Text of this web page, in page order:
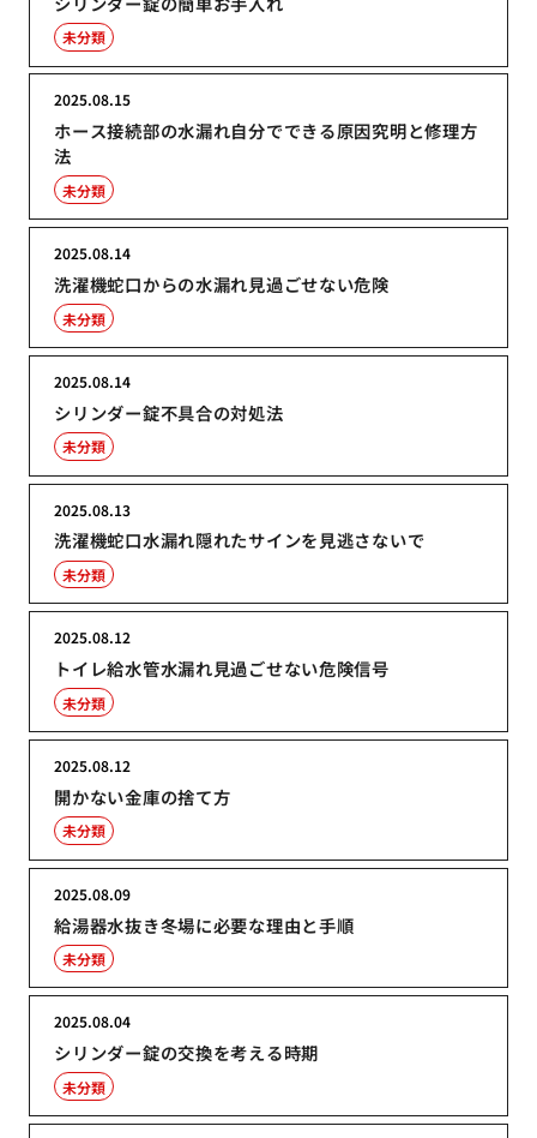
未分類
ホース接続部の水漏れ自分でできる原因究明と修理方
法
2025.08.15
未分類
洗濯機蛇口からの水漏れ見過ごせない危険
2025.08.14
未分類
シリンダー錠不具合の対処法
2025.08.14
未分類
洗濯機蛇口水漏れ隠れたサインを見逃さないで
2025.08.13
未分類
トイレ給水管水漏れ見過ごせない危険信号
2025.08.12
未分類
開かない金庫の捨て方
2025.08.12
未分類
給湯器水抜き冬場に必要な理由と手順
2025.08.09
未分類
シリンダー錠の交換を考える時期
2025.08.04
未分類